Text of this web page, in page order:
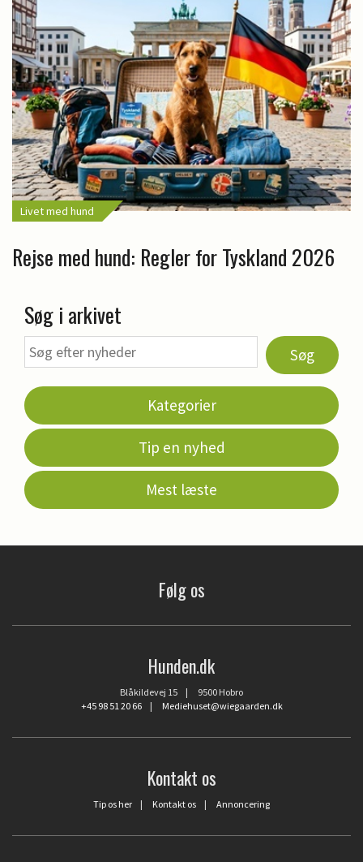
Livet med hund
Rejse med hund: Regler for Tyskland 2026
Søg i arkivet
Søg
Kategorier
Tip en nyhed
Mest læste
Følg os
Hunden.dk
Blåkildevej 15 | 9500 Hobro
+45 98 51 20 66| Mediehuset@wiegaarden.dk
Kontakt os
Tip os her | Kontakt os | Annoncering